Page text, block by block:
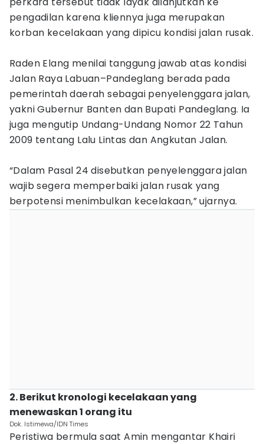
pengadilan karena kliennya juga merupakan
korban kecelakaan yang dipicu kondisi jalan rusak.
Raden Elang menilai tanggung jawab atas kondisi
Jalan Raya Labuan–Pandeglang berada pada
pemerintah daerah sebagai penyelenggara jalan,
yakni Gubernur Banten dan Bupati Pandeglang. Ia
juga mengutip Undang-Undang Nomor 22 Tahun
2009 tentang Lalu Lintas dan Angkutan Jalan.
“Dalam Pasal 24 disebutkan penyelenggara jalan
wajib segera memperbaiki jalan rusak yang
berpotensi menimbulkan kecelakaan,” ujarnya.
2. Berikut kronologi kecelakaan yang
menewaskan 1 orang itu
Dok. Istimewa/IDN Times
Peristiwa bermula saat Amin mengantar Khairi